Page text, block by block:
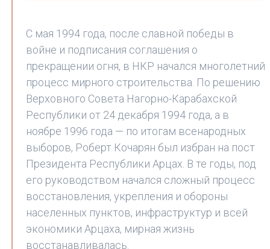
С мая 1994 года, после славной победы в
войне и подписания соглашения о
прекращении огня, в НКР начался многолетний
процесс мирного строительства. По решению
Верховного Совета Нагорно-Карабахской
Республики от 24 декабря 1994 года, а в
ноябре 1996 года — по итогам всенародных
выборов, Роберт Кочарян был избран на пост
Президента Республики Арцах. В те годы, под
его руководством начался сложный процесс
восстановления, укрепления и обороны
населенных пунктов, инфраструктур и всей
экономики Арцаха, мирная жизнь
восстанавливалась.